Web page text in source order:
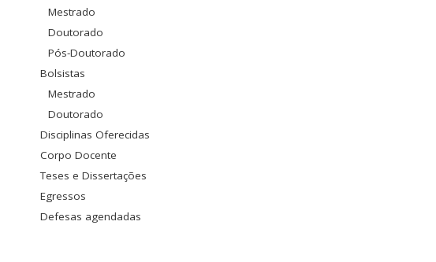
Mestrado
Doutorado
Pós-Doutorado
Bolsistas
Mestrado
Doutorado
Disciplinas Oferecidas
Corpo Docente
Teses e Dissertações
Egressos
Defesas agendadas